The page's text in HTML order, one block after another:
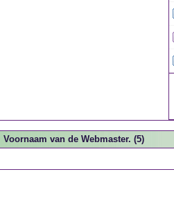
Voornaam van de Webmaster. (5)